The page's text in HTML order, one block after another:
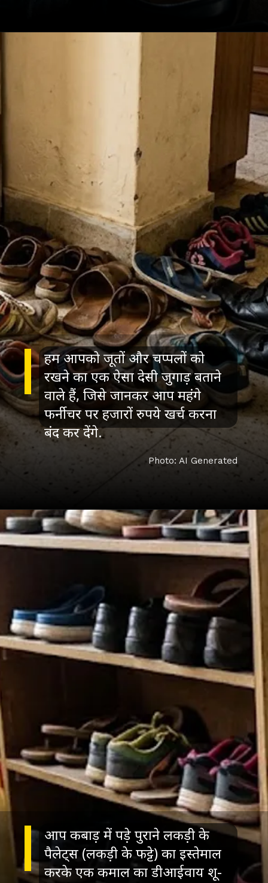
हम आपको जूतों और चप्पलों को
रखने का एक ऐसा देसी जुगाड़ बताने
वाले हैं, जिसे जानकर आप महंगे
फर्नीचर पर हजारों रुपये खर्च करना
बंद कर देंगे.
Photo: AI Generated
आप कबाड़ में पड़े पुराने लकड़ी के
पैलेट्स (लकड़ी के फट्टे) का इस्तेमाल
करके एक कमाल का डीआईवाय शू-